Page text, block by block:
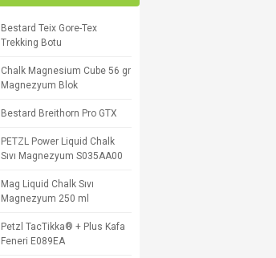
Bestard Teix Gore-Tex
Trekking Botu
Chalk Magnesium Cube 56 gr
Magnezyum Blok
Bestard Breithorn Pro GTX
PETZL Power Liquid Chalk
Sıvı Magnezyum S035AA00
Mag Liquid Chalk Sıvı
Magnezyum 250 ml
Petzl TacTikka® + Plus Kafa
Feneri E089EA